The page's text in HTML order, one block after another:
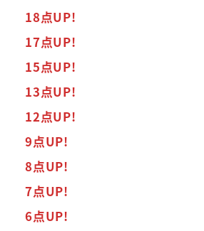
18点UP!
17点UP!
15点UP!
13点UP!
12点UP!
9点UP!
8点UP!
7点UP!
6点UP!